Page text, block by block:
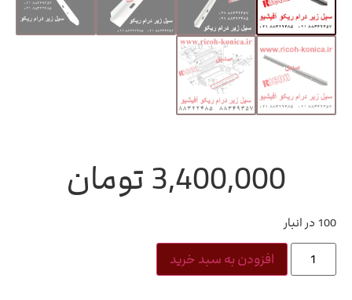
3,400,000 تومان
100 در انبار
افزودن به سبد خرید